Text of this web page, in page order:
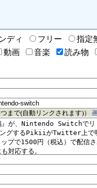
ディ フリー 指定
動画 音楽 読み物
まで(自動リンクされます)）